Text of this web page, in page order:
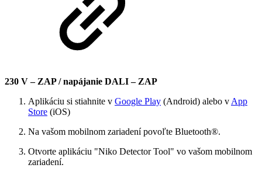
230 V – ZAP / napájanie DALI – ZAP
Aplikáciu si stiahnite v Google Play (Android) alebo v App
Store (iOS)
Na vašom mobilnom zariadení povoľte Bluetooth®.
Otvorte aplikáciu "Niko Detector Tool" vo vašom mobilnom
zariadení.